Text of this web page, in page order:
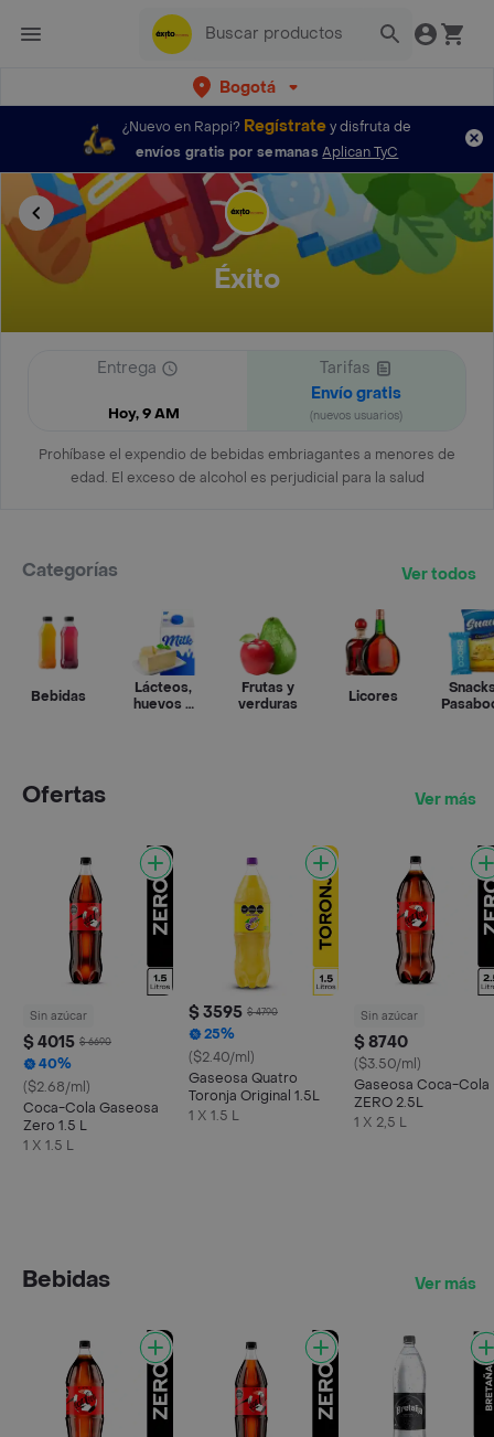
Bogotá
¿Nuevo en Rappi? Regístratey disfruta de
envíos gratis por semanas Aplican TyC
Éxito
Entrega
Hoy, 9 AM
Tarifas
Envío gratis
(nuevos usuarios)
Prohíbase el expendio de bebidas embriagantes a menores de
edad. El exceso de alcohol es perjudicial para la salud
Categorías Ver todos
Bebidas
Lácteos,
huevos y
Frutas y
verduras
Licores
Ofertas Ver más
Sin azúcar
$ 4015 $ 6690
40%
($2.68/ml)
Coca-Cola Gaseosa
Zero 1.5 L
1 X 1.5 L
$ 3595 $ 4790
25%
($2.40/ml)
Gaseosa Quatro
Toronja Original 1.5L
1 X 1.5 L
Sin azúcar
$ 8740
($3.50/ml)
Gaseosa Coca-Cola
ZERO 2.5L
1 X 2,5 L
Bebidas Ver más